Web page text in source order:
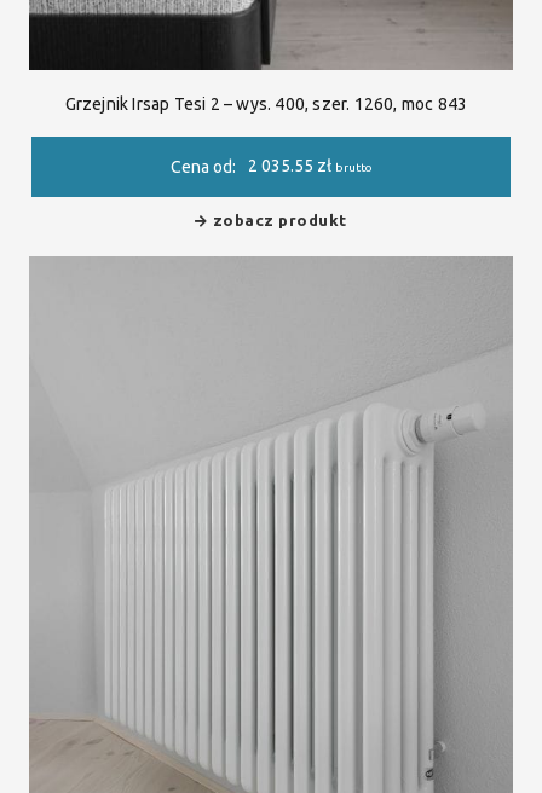
Grzejnik Irsap Tesi 2 – wys. 400, szer. 1260, moc 843
Cena od: 2 035.55 zł brutto
zobacz produkt